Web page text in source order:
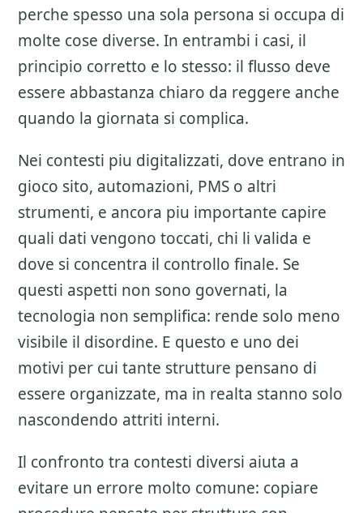
perche spesso una sola persona si occupa di
molte cose diverse. In entrambi i casi, il
principio corretto e lo stesso: il flusso deve
essere abbastanza chiaro da reggere anche
quando la giornata si complica.
Nei contesti piu digitalizzati, dove entrano in
gioco sito, automazioni, PMS o altri
strumenti, e ancora piu importante capire
quali dati vengono toccati, chi li valida e
dove si concentra il controllo finale. Se
questi aspetti non sono governati, la
tecnologia non semplifica: rende solo meno
visibile il disordine. E questo e uno dei
motivi per cui tante strutture pensano di
essere organizzate, ma in realta stanno solo
nascondendo attriti interni.
Il confronto tra contesti diversi aiuta a
evitare un errore molto comune: copiare